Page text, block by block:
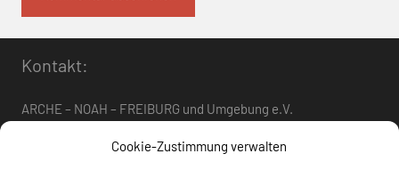
Cookie-Zustimmung verwalten
Kontakt:
ARCHE – NOAH – FREIBURG und Umgebung e.V.
arche-noah-freiburg[at]freenet.de